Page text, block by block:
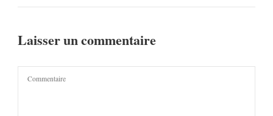
Laisser un commentaire